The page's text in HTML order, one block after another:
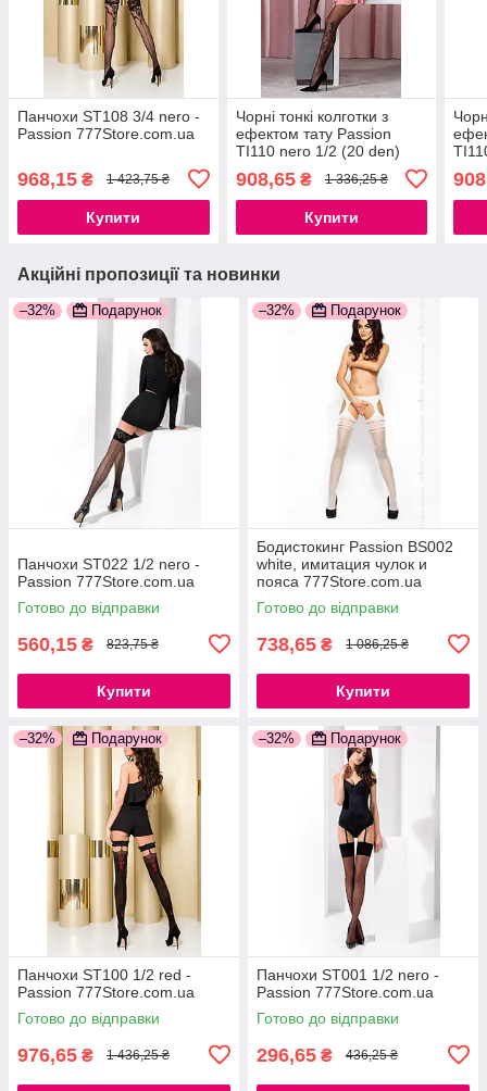
Панчохи ST108 3/4 nero -
Passion 777Store.com.ua
968,15 ₴ 1 423,75 ₴
Купити
Чорні тонкі колготки з
ефектом тату Passion
TI110 nero 1/2 (20 den)
908,65₴ 1 336,25 ₴
Купити
Акційні пропозиції та новинки
–32% Подарунок
Панчохи ST022 1/2 nero -
Passion 777Store.com.ua
Готово до відправки
560,15 ₴ 823,75 ₴
Купити
–32% Подарунок
Бодистокинг Passion BS002
white, имитация чулок и
пояса 777Store.com.ua
Готово до відправки
738,65 ₴ 1 086,25 ₴
Купити
–32% Подарунок
Панчохи ST100 1/2 red -
Passion 777Store.com.ua
Готово до відправки
976,65 ₴ 1 436,25 ₴
–32% Подарунок
Панчохи ST001 1/2 nero -
Passion 777Store.com.ua
Готово до відправки
296,65 ₴ 436,25 ₴